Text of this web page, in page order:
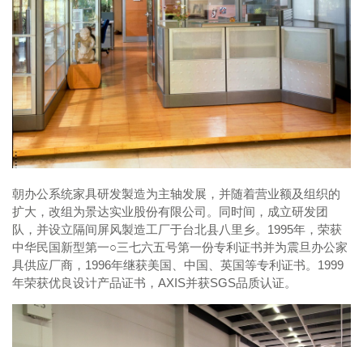
朝办公系统家具研发製造为主轴发展，并随着营业额及组织的
扩大，改组为景达实业股份有限公司。同时间，成立研发团
队，并设立隔间屏风製造工厂于台北县八里乡。1995年，荣获
中华民国新型第一○三七六五号第一份专利证书并为震旦办公家
具供应厂商，1996年继获美国、中国、英国等专利证书。1999
年荣获优良设计产品证书，AXIS并获SGS品质认证。